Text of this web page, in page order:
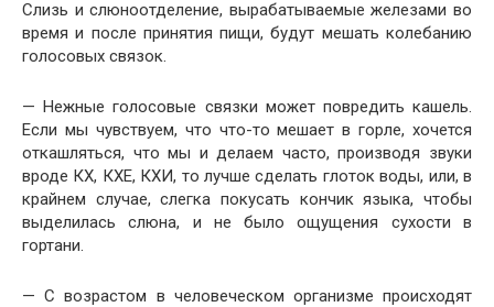
Слизь и слюноотделение, вырабатываемые железами во
время и после принятия пищи, будут мешать колебанию
голосовых связок.
— Нежные голосовые связки может повредить кашель.
Если мы чувствуем, что что-то мешает в горле, хочется
откашляться, что мы и делаем часто, производя звуки
вроде КХ, КХЕ, КХИ, то лучше сделать глоток воды, или, в
крайнем случае, слегка покусать кончик языка, чтобы
выделилась слюна, и не было ощущения сухости в
гортани.
— С возрастом в человеческом организме происходят